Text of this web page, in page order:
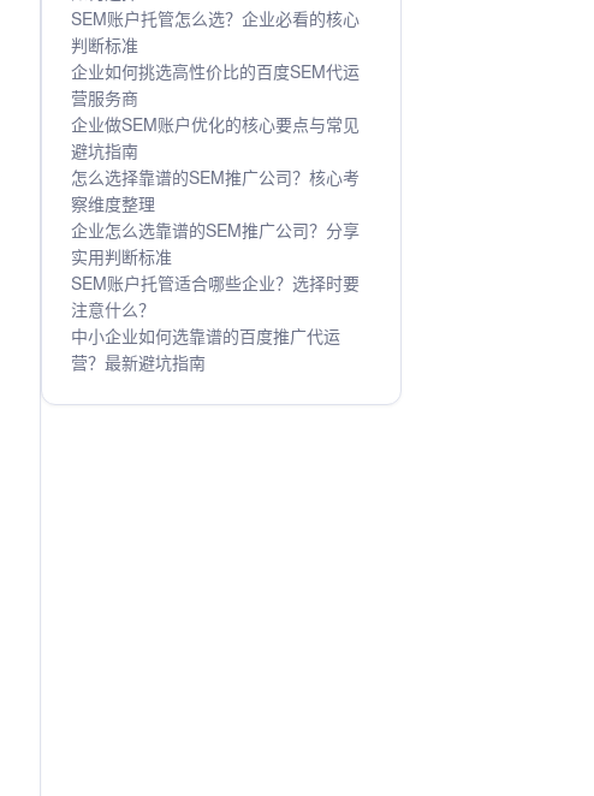
SEM账户托管怎么选？企业必看的核心
判断标准
企业如何挑选高性价比的百度SEM代运
营服务商
企业做SEM账户优化的核心要点与常见
避坑指南
怎么选择靠谱的SEM推广公司？核心考
察维度整理
企业怎么选靠谱的SEM推广公司？分享
实用判断标准
SEM账户托管适合哪些企业？选择时要
注意什么？
中小企业如何选靠谱的百度推广代运
营？最新避坑指南